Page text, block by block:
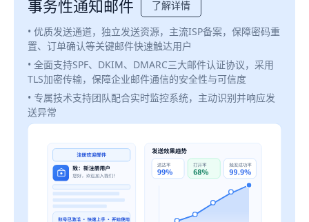
事务性通知邮件
了解详情
• 优质发送通道，独立发送资源，主流ISP备案，保障密码重
置、订单确认等关键邮件快速触达用户
• 全面支持SPF、DKIM、DMARC三大邮件认证协议，采用
TLS加密传输，保障企业邮件通信的安全性与可信度
• 专属技术支持团队配合实时监控系统，主动识别并响应发
送异常